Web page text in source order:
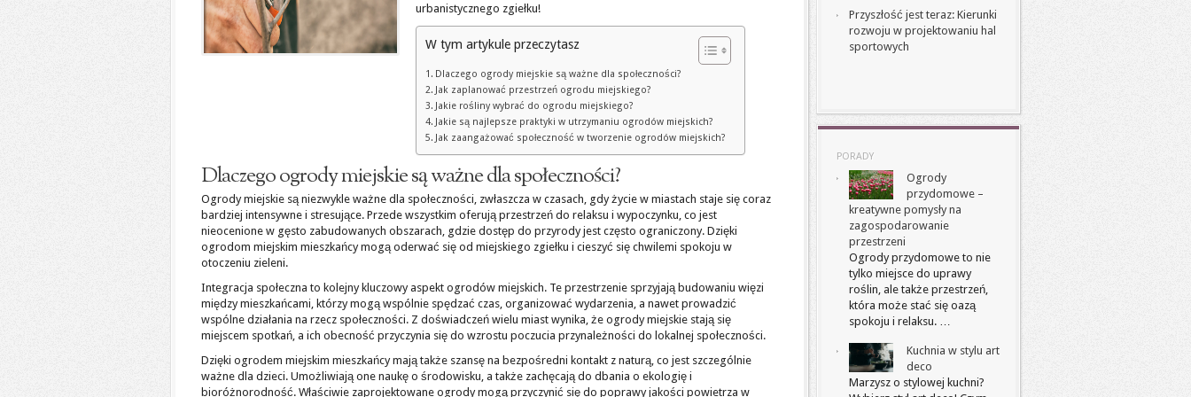
urbanistycznego zgiełku!
W tym artykule przeczytasz
Dlaczego ogrody miejskie są ważne dla społeczności?
Jak zaplanować przestrzeń ogrodu miejskiego?
Jakie rośliny wybrać do ogrodu miejskiego?
Jakie są najlepsze praktyki w utrzymaniu ogrodów miejskich?
Jak zaangażować społeczność w tworzenie ogrodów miejskich?
Dlaczego ogrody miejskie są ważne dla społeczności?
Ogrody miejskie są niezwykle ważne dla społeczności, zwłaszcza w czasach, gdy życie w miastach staje się coraz
bardziej intensywne i stresujące. Przede wszystkim oferują przestrzeń do relaksu i wypoczynku, co jest
nieocenione w gęsto zabudowanych obszarach, gdzie dostęp do przyrody jest często ograniczony. Dzięki
ogrodom miejskim mieszkańcy mogą oderwać się od miejskiego zgiełku i cieszyć się chwilemi spokoju w
otoczeniu zieleni.
Integracja społeczna to kolejny kluczowy aspekt ogrodów miejskich. Te przestrzenie sprzyjają budowaniu więzi
między mieszkańcami, którzy mogą wspólnie spędzać czas, organizować wydarzenia, a nawet prowadzić
wspólne działania na rzecz społeczności. Z doświadczeń wielu miast wynika, że ogrody miejskie stają się
miejscem spotkań, a ich obecność przyczynia się do wzrostu poczucia przynależności do lokalnej społeczności.
Dzięki ogrodem miejskim mieszkańcy mają także szansę na bezpośredni kontakt z naturą, co jest szczególnie
ważne dla dzieci. Umożliwiają one naukę o środowisku, a także zachęcają do dbania o ekologię i
bioróżnorodność. Właściwie zaprojektowane ogrody mogą przyczynić się do poprawy jakości powietrza w
Przyszłość jest teraz: Kierunki
rozwoju w projektowaniu hal
sportowych
PORADY
Ogrody
przydomowe –
kreatywne pomysły na
zagospodarowanie
przestrzeni
Ogrody przydomowe to nie
tylko miejsce do uprawy
roślin, ale także przestrzeń,
która może stać się oazą
spokoju i relaksu. …
Kuchnia w stylu art
deco
Marzysz o stylowej kuchni?